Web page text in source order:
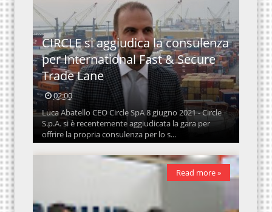
CIRCLE si aggiudica la consulenza
per International Fast & Secure
Trade Lane
02:00
Luca Abatello CEO Circle SpA 8 giugno 2021 - Circle
S.p.A. si è recentemente aggiudicata la gara per
offrire la propria consulenza per lo s...
Read more »